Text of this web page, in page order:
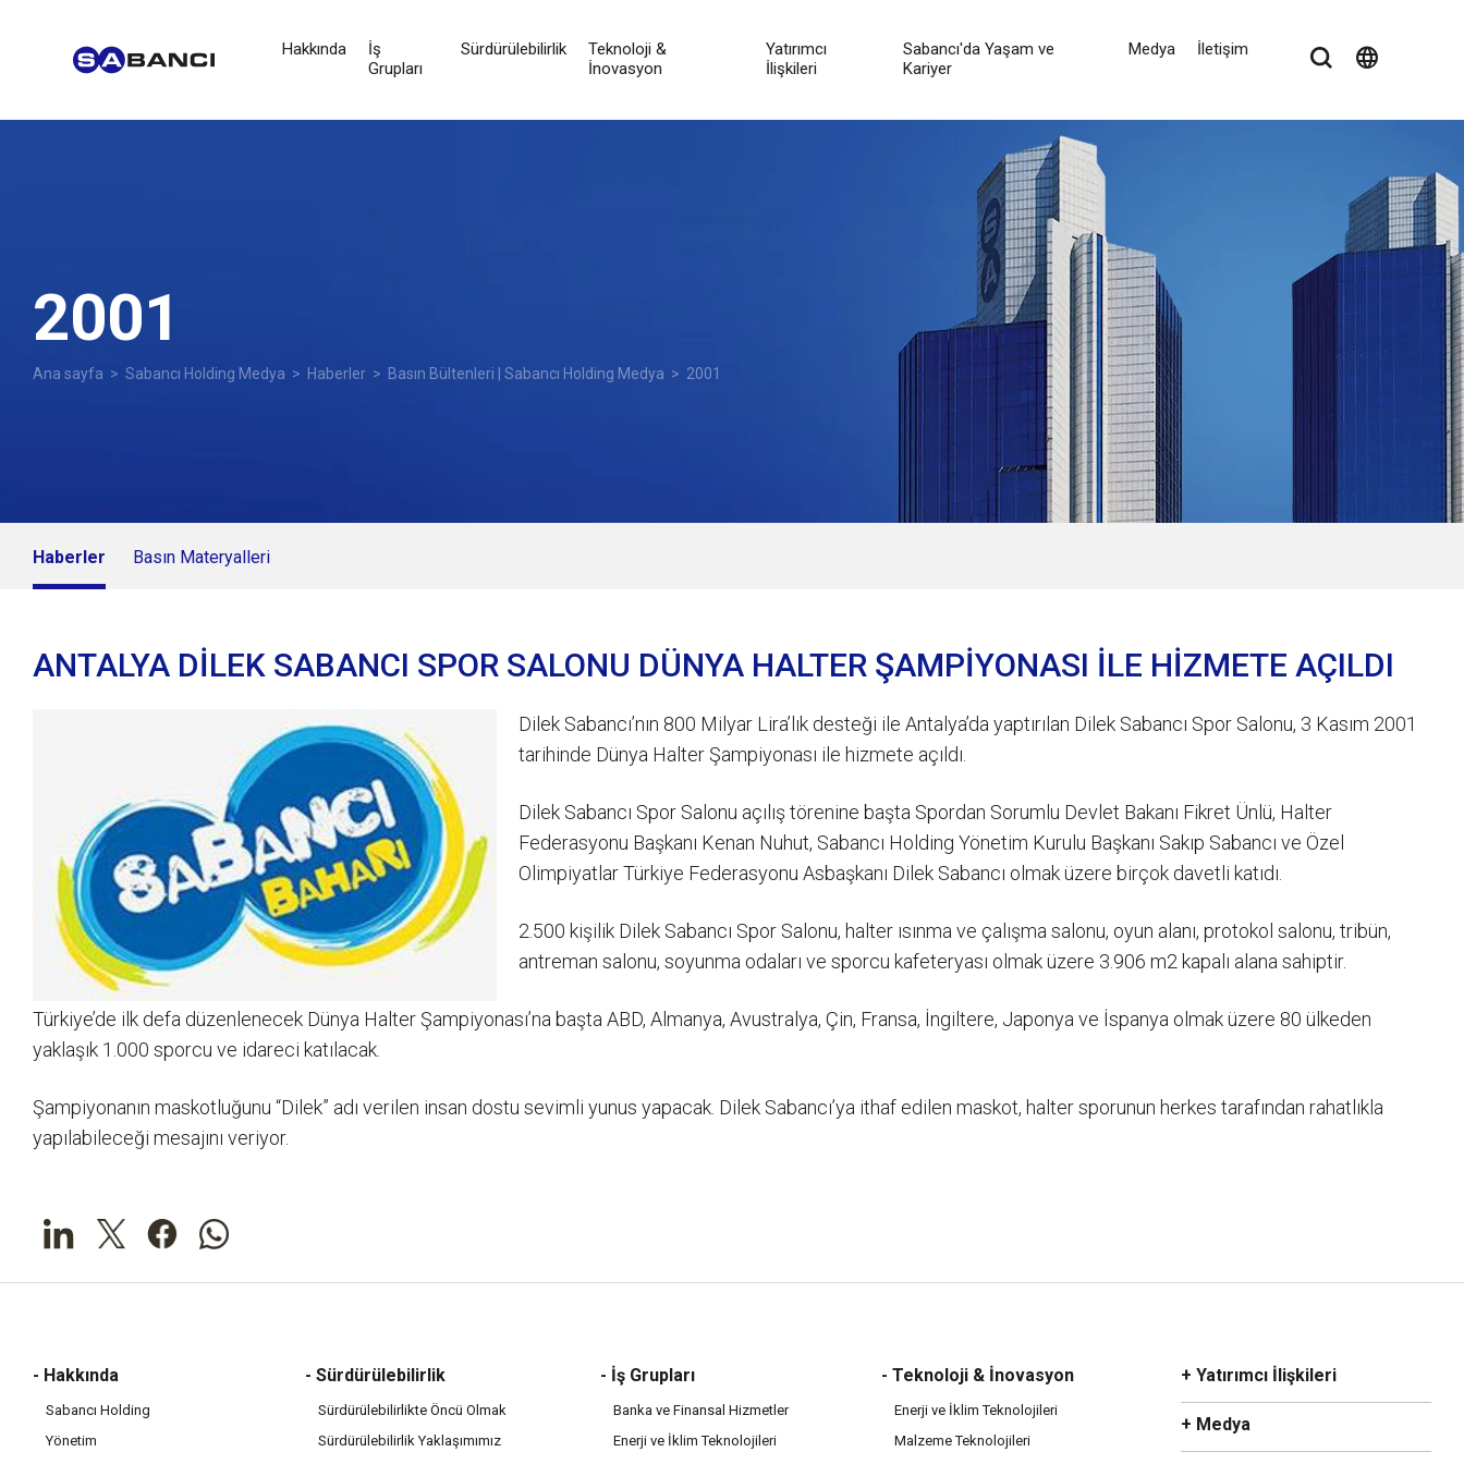
Hakkında
İş
Grupları
Sürdürülebilirlik
Teknoloji &
İnovasyon
Yatırımcı
İlişkileri
Sabancı'da Yaşam ve
Kariyer
Medya İletişim language
2001
Ana sayfa > Sabancı Holding Medya > Haberler > Basın Bültenleri | Sabancı Holding Medya > 2001
Haberler Basın Materyalleri
ANTALYA DİLEK SABANCI SPOR SALONU DÜNYA HALTER ŞAMPİYONASI İLE HİZMETE AÇILDI
Dilek Sabancı’nın 800 Milyar Lira’lık desteği ile Antalya’da yaptırılan Dilek Sabancı Spor Salonu, 3 Kasım 2001
tarihinde Dünya Halter Şampiyonası ile hizmete açıldı.
Dilek Sabancı Spor Salonu açılış törenine başta Spordan Sorumlu Devlet Bakanı Fikret Ünlü, Halter
Federasyonu Başkanı Kenan Nuhut, Sabancı Holding Yönetim Kurulu Başkanı Sakıp Sabancı ve Özel
Olimpiyatlar Türkiye Federasyonu Asbaşkanı Dilek Sabancı olmak üzere birçok davetli katıdı.
2.500 kişilik Dilek Sabancı Spor Salonu, halter ısınma ve çalışma salonu, oyun alanı, protokol salonu, tribün,
antreman salonu, soyunma odaları ve sporcu kafeteryası olmak üzere 3.906 m2 kapalı alana sahiptir.
Türkiye’de ilk defa düzenlenecek Dünya Halter Şampiyonası’na başta ABD, Almanya, Avustralya, Çin, Fransa, İngiltere, Japonya ve İspanya olmak üzere 80 ülkeden
yaklaşık 1.000 sporcu ve idareci katılacak.
Şampiyonanın maskotluğunu “Dilek” adı verilen insan dostu sevimli yunus yapacak. Dilek Sabancı’ya ithaf edilen maskot, halter sporunun herkes tarafından rahatlıkla
yapılabileceği mesajını veriyor.
- Hakkında
Sabancı Holding
Yönetim
- Sürdürülebilirlik
Sürdürülebilirlikte Öncü Olmak
Sürdürülebilirlik Yaklaşımımız
- İş Grupları
Banka ve Finansal Hizmetler
Enerji ve İklim Teknolojileri
- Teknoloji & İnovasyon
Enerji ve İklim Teknolojileri
Malzeme Teknolojileri
+ Yatırımcı İlişkileri
+ Medya